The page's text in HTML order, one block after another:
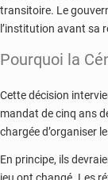
transitoire. Le
l’institution avant sa
Pourquoi la
Cette décision
mandat de cinq ans
chargée d’organiser
En principe, ils